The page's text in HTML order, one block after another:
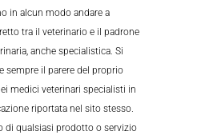
in alcun modo andare a
tra il veterinario e il padrone
anche specialistica. Si
sempre il parere del proprio
medici veterinari specialisti in
riportata nel sito stesso.
di qualsiasi prodotto o servizio